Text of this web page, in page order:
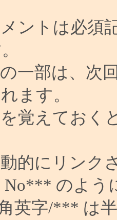
ントは必須
一部は、次
ます。
覚えておく
的にリンク
No*** のよう
英字/*** は